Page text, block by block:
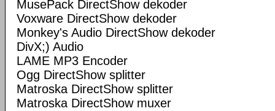
MusePack DirectShow dekoder
Voxware DirectShow dekoder
Monkey's Audio DirectShow dekoder
DivX;) Audio
LAME MP3 Encoder
Ogg DirectShow splitter
Matroska DirectShow splitter
Matroska DirectShow muxer